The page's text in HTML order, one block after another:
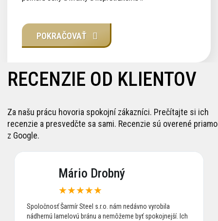
POKRAČOVAŤ
RECENZIE OD KLIENTOV
Za našu prácu hovoria spokojní zákazníci. Prečítajte si ich
recenzie a presvedčte sa sami. Recenzie sú overené priamo
z Google.
Mário Drobný
★★★★★
Spoločnosť Šarmír Steel s.r.o. nám nedávno vyrobila
nádhernú lamelovú bránu a nemôžeme byť spokojnejší. Ich